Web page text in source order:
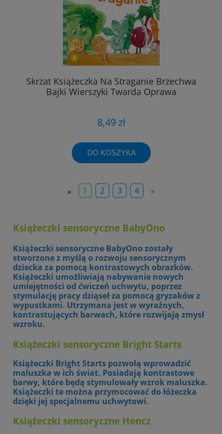
Skrzat Książeczka Na Straganie Brzechwa
Bajki Wierszyki Twarda Oprawa
8,49 zł
DO KOSZYKA
« 1 2 3 4 »
Książeczki sensoryczne BabyOno
Książeczki sensoryczne BabyOno zostały
stworzone z myślą o rozwoju sensorycznym
dziecka za pomocą kontrastowych obrazków.
Książeczki umożliwiają nabywanie nowych
umiejętności od ćwiczeń uchwytu, poprzez
stymulację pracy dziąseł za pomocą gryzaków z
wypustkami. Utrzymana jest w wyraźnych,
kontrastujących barwach, które rozwijają zmysł
wzroku.
Książeczki sensoryczne Bright Starts
Książeczki Bright Starts pozwolą wprowadzić
maluszka w ich świat. Posiadają kontrastowe
barwy, które będą stymulowały wzrok maluszka.
Książeczki te można przymocować do łóżeczka
dzięki jej specjalnemu uchwytowi.
Książeczki sensoryczne Hencz